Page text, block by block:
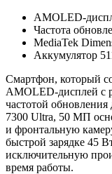
AMOLED-
Частота
MediaTek
Аккумулятор
Смартфон, который
AMOLED-дисплей с
частотой
7300 Ultra, 50 МП
и фронтальную
быстрой зарядке 45
исключительную
время работы.